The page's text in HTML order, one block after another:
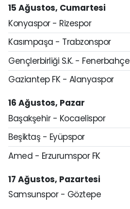
15 Ağustos, Cumartesi
Konyaspor - Rizespor
Kasımpaşa - Trabzonspor
Gençlerbirliği S.K. - Fenerbahçe
Gaziantep FK - Alanyaspor
16 Ağustos, Pazar
Başakşehir - Kocaelispor
Beşiktaş - Eyüpspor
Amed - Erzurumspor FK
17 Ağustos, Pazartesi
Samsunspor - Göztepe